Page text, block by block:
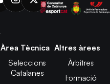
Àrea Tècnica
Seleccions
Catalanes
Altres àrees
Àrbitres
Formació